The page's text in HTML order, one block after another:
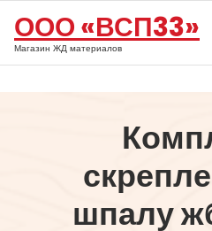
содержимому
ООО «ВСП33»
Магазин ЖД материалов
шпалу